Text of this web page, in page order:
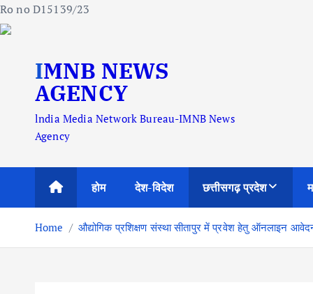
Ro no D15139/23
IMNB NEWS
AGENCY
lndia Media Network Bureau-IMNB News
Agency
होम देश-विदेश छत्तीसगढ़ प्रदेश
Home औद्योगिक प्रशिक्षण संस्था सीतापुर में प्रवेश हेतु ऑनलाइन